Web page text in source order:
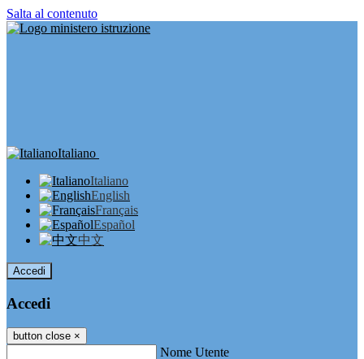
Salta al contenuto
Italiano
Italiano
English
Français
Español
中文
Accedi
Accedi
button close ×
Nome Utente